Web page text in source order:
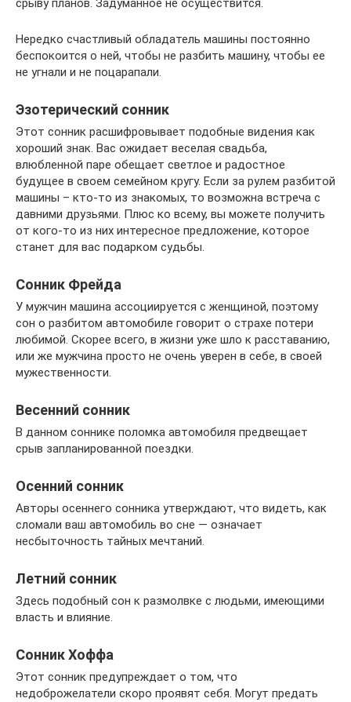
срыву планов. Задуманное не осуществится.
Нередко счастливый обладатель машины постоянно
беспокоится о ней, чтобы не разбить машину, чтобы ее
не угнали и не поцарапали.
Эзотерический сонник
Этот сонник расшифровывает подобные видения как
хороший знак. Вас ожидает веселая свадьба,
влюбленной паре обещает светлое и радостное
будущее в своем семейном кругу. Если за рулем разбитой
машины – кто-то из знакомых, то возможна встреча с
давними друзьями. Плюс ко всему, вы можете получить
от кого-то из них интересное предложение, которое
станет для вас подарком судьбы.
Сонник Фрейда
У мужчин машина ассоциируется с женщиной, поэтому
сон о разбитом автомобиле говорит о страхе потери
любимой. Скорее всего, в жизни уже шло к расставанию,
или же мужчина просто не очень уверен в себе, в своей
мужественности.
Весенний сонник
В данном соннике поломка автомобиля предвещает
срыв запланированной поездки.
Осенний сонник
Авторы осеннего сонника утверждают, что видеть, как
сломали ваш автомобиль во сне — означает
несбыточность тайных мечтаний.
Летний сонник
Здесь подобный сон к размолвке с людьми, имеющими
власть и влияние.
Сонник Хоффа
Этот сонник предупреждает о том, что
недоброжелатели скоро проявят себя. Могут предать